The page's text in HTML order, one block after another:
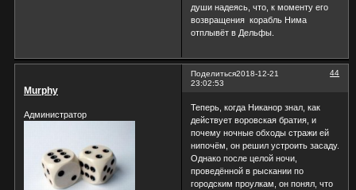
души надеясь, что, к моменту его
возвращения корабль Нима
отплывёт в Дельфы.
Поделиться 44
2018-12-21
23:02:53
Murphy
Администратор
Теперь, когда Никанор знал, как
действует воровская братия, и
почему ночные обходы стражи ей
нипочём, он решил устроить засаду.
Однако после целой ночи,
проведённой в рыскании по
городским проулкам, он понял, что